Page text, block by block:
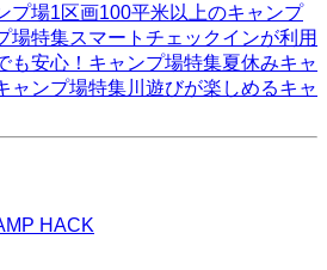
プ場1区画100平米以上のキャンプ
場特集スマートチェックインが利用
も安心！キャンプ場特集夏休みキャ
ャンプ場特集川遊びが楽しめるキャ
HACK